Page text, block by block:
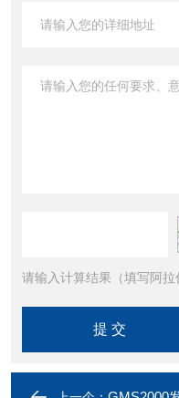
请输入计算结果（填写阿